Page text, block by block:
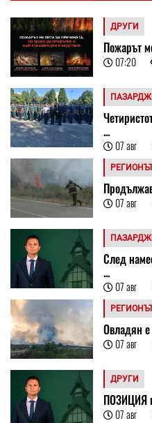
ДРУГИ
Пожарът
07:20
...
07 авг
07 авг
След
...
07 авг
Овладян е
07 авг
ДРУГИ
ПОЗИЦИЯ
07 авг